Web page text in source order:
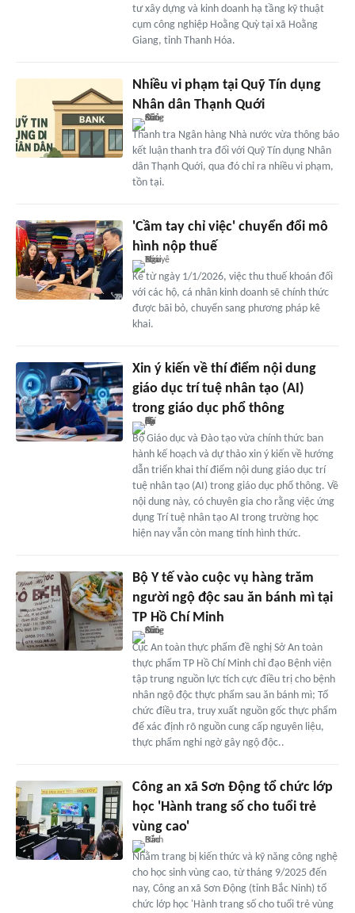
tư xây dựng và kinh doanh hạ tầng kỹ thuật
cụm công nghiệp Hoằng Quỳ tại xã Hoằng
Giang, tỉnh Thanh Hóa.
Nhiều vi phạm tại Quỹ Tín dụng
Nhân dân Thạnh Quới
Thanh tra Ngân hàng Nhà nước vừa thông báo
kết luận thanh tra đối với Quỹ Tín dụng Nhân
dân Thạnh Quới, qua đó chỉ ra nhiều vi phạm,
tồn tại.
'Cầm tay chỉ việc' chuyển đổi mô
hình nộp thuế
Kể từ ngày 1/1/2026, việc thu thuế khoán đối
với các hộ, cá nhân kinh doanh sẽ chính thức
được bãi bỏ, chuyển sang phương pháp kê
khai.
Xin ý kiến về thí điểm nội dung
giáo dục trí tuệ nhân tạo (AI)
trong giáo dục phổ thông
Bộ Giáo dục và Đào tạo vừa chính thức ban
hành kế hoạch và dự thảo xin ý kiến về hướng
dẫn triển khai thí điểm nội dung giáo dục trí
tuệ nhân tạo (AI) trong giáo dục phổ thông. Về
nội dung này, có chuyên gia cho rằng việc ứng
dụng Trí tuệ nhân tạo AI trong trường học
hiện nay vẫn còn mang tính hình thức.
Bộ Y tế vào cuộc vụ hàng trăm
người ngộ độc sau ăn bánh mì tại
TP Hồ Chí Minh
Cục An toàn thực phẩm đề nghị Sở An toàn
thực phẩm TP Hồ Chí Minh chỉ đạo Bệnh viện
tập trung nguồn lực tích cực điều trị cho bệnh
nhân ngộ độc thực phẩm sau ăn bánh mì; Tổ
chức điều tra, truy xuất nguồn gốc thực phẩm
để xác định rõ nguồn cung cấp nguyên liệu,
thực phẩm nghi ngờ gây ngộ độc..
Công an xã Sơn Động tổ chức lớp
học 'Hành trang số cho tuổi trẻ
vùng cao'
Nhằm trang bị kiến thức và kỹ năng công nghệ
cho học sinh vùng cao, từ tháng 9/2025 đến
nay, Công an xã Sơn Động (tỉnh Bắc Ninh) tổ
chức lớp học 'Hành trang số cho tuổi trẻ vùng